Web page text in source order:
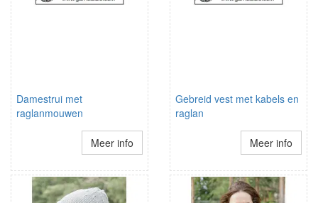
Damestrui met
raglanmouwen
Meer info
Gebreid vest met kabels en
raglan
Meer info